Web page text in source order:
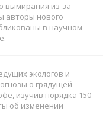
вымирания из-за
авторы нового
в научном
экологов и
о грядущей
изучив порядка 150
об изменении